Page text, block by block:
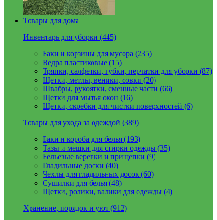
Товары для дома
Инвентарь для уборки (445)
Баки и корзины для мусора (235)
Ведра пластиковые (15)
Тряпки, салфетки, губки, перчатки для уборки (87)
Щетки, метлы, веники, совки (20)
Швабры, рукоятки, сменные части (66)
Щетки для мытья окон (16)
Щетки, скребки для чистки поверхностей (6)
Товары для ухода за одеждой (389)
Баки и короба для белья (193)
Тазы и мешки для стирки одежды (35)
Бельевые веревки и прищепки (9)
Гладильные доски (40)
Чехлы для гладильных досок (60)
Сушилки для белья (48)
Щетки, ролики, валики для одежды (4)
Хранение, порядок и уют (912)